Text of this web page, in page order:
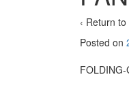
‹ Return to
Posted on